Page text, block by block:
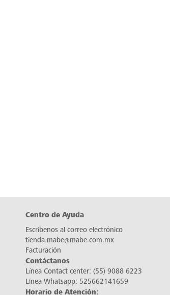
Centro de Ayuda
Escríbenos al correo electrónico
tienda.mabe@mabe.com.mx
Facturación
Contáctanos
Línea Contact center: (55) 9088 6223
Línea Whatsapp: 525662141659
Horario de Atención: